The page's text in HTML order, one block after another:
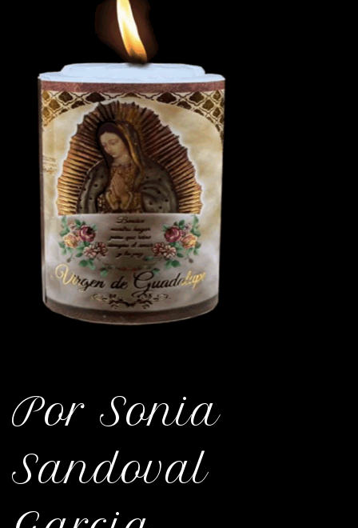
Por Sonia
Sandoval